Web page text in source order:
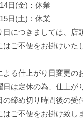
(金)：休業
(土)：休業
につきましては、店
はご不便をお掛けいた
よる仕上がり日変更の
日は定休の為、仕上が
締め切り時間後の受
はご不便をお掛け致し